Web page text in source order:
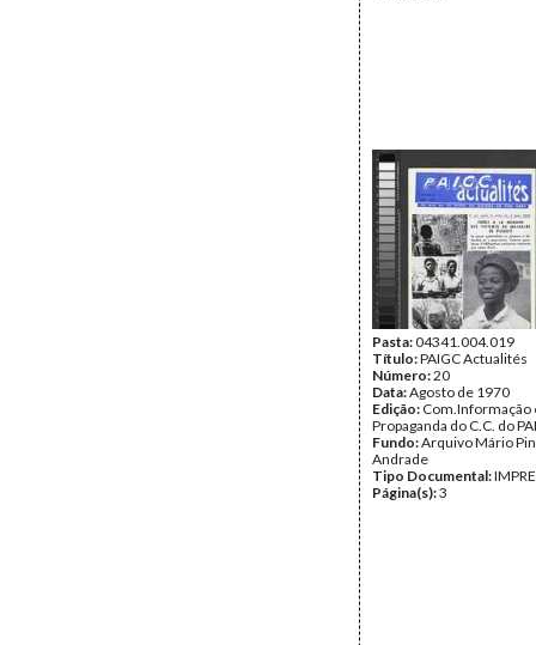
Pasta:04341.004.019
Título:PAIGC Actualités
Número:20
Data:Agosto de 1970
Edição: Com.Informação
Propaganda do C.C. do
Fundo:Arquivo Mário
Andrade
Tipo Documental:
Página(s):3